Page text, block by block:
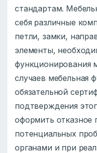
стандартам.
себя различные
петли, замки,
элементы,
функционирования
случаев мебельная
обязательной
подтверждения
оформить отказное
потенциальных
органами и при